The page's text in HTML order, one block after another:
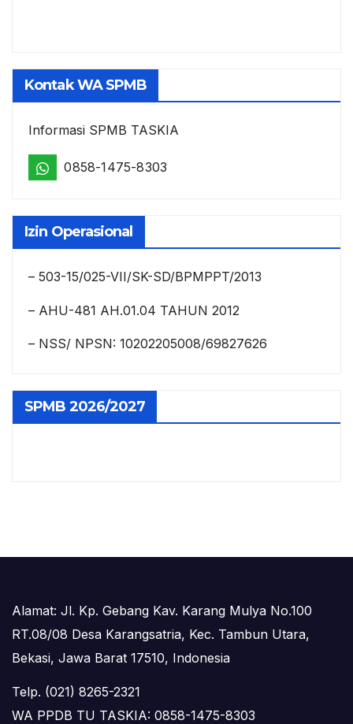
Kontak WA SPMB
Informasi SPMB TASKIA
0858-1475-8303
Izin Operasional
– 503-15/025-VII/SK-SD/BPMPPT/2013
– AHU-481 AH.01.04 TAHUN 2012
– NSS/ NPSN: 10202205008/69827626
SPMB 2026/2027
Alamat: Jl. Kp. Gebang Kav. Karang Mulya No.100
RT.08/08 Desa Karangsatria, Kec. Tambun Utara,
Bekasi, Jawa Barat 17510, Indonesia
Telp. (021) 8265-2321
WA PPDB TU TASKIA: 0858-1475-8303